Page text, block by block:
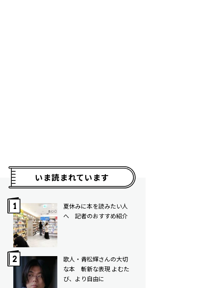
いま読まれています
夏休みに本を読みたい人
へ 記者のおすすめ紹介
歌人・青松輝さんの大切
な本 斬新な表現 よむた
び、より自由に